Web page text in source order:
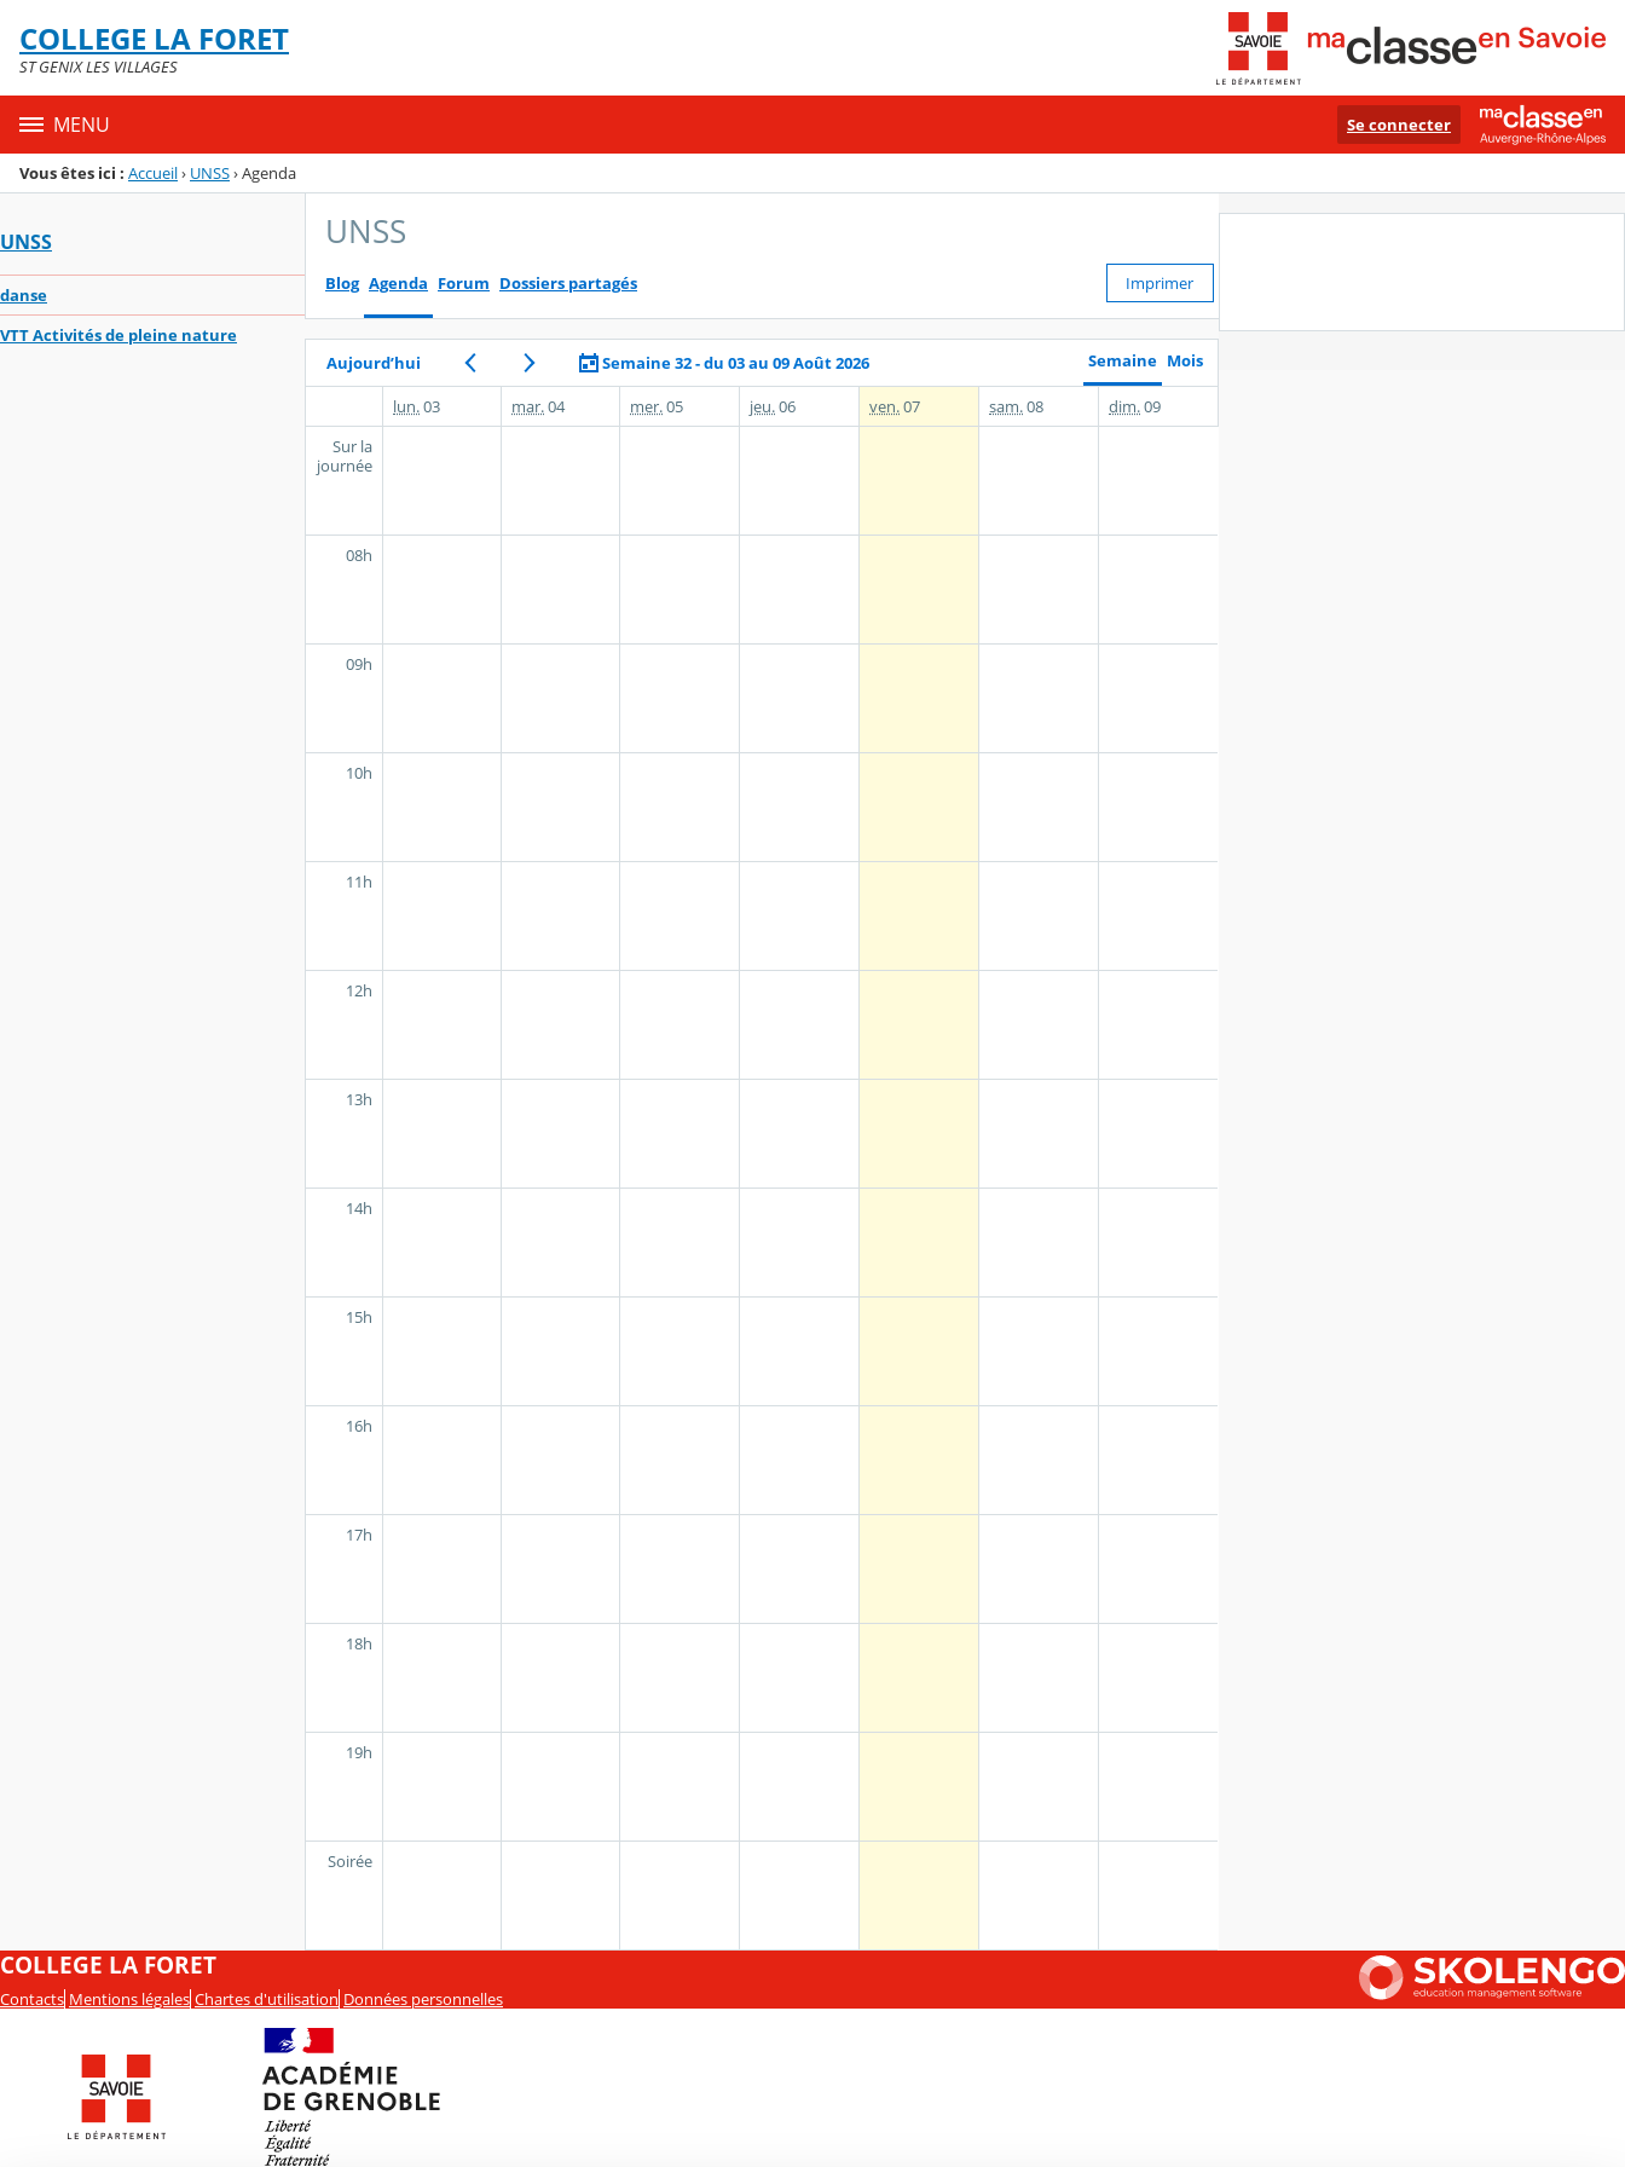
Menu de la rubrique
Contenu
COLLEGE LA FORET
ST GENIX LES VILLAGES
MENU Se connecter
Vous êtes ici : Accueil› UNSS›Agenda
UNSS
danse
VTT Activités de pleine nature
UNSS
Blog Agenda Forum Dossiers partagés Imprimer
Aujourd’hui Semaine 32 - du 03 au 09 Août 2026 Semaine Mois
lun.03 mar.04 mer.05 jeu.06 ven.07 sam.08 dim.09
Sur la
journée
08h
09h
10h
11h
12h
13h
14h
15h
16h
17h
18h
19h
Soirée
COLLEGE LA FORET
Contacts Mentions légales Chartes d'utilisation Données personnelles